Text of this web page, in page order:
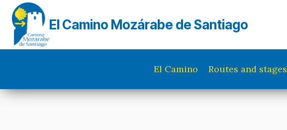
Skip
content
El Camino Mozárabe de Santiago
El Camino Routes and stages